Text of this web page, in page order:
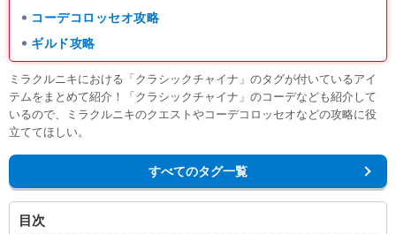
コーデコロッセオ攻略
ギルド攻略
ミラクルニキにおける「クラシックチャイナ」のタグが付いているアイ
テムをまとめて紹介！「クラシックチャイナ」のコーデなども紹介して
いるので、ミラクルニキのクエストやコーデコロッセオなどの攻略に役
立ててほしい。
すべてのタグ一覧
目次